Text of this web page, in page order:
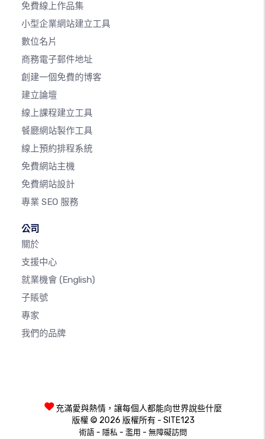
免費線上作品集
小型企業網站建立工具
數位名片
商務電子郵件地址
創建一個免費的博客
建立論壇
線上課程建立工具
餐廳網站製作工具
線上預約排程系統
免費網站主機
免費網站設計
專業 SEO 服務
公司
關於
支援中心
就業機會 (English)
子賬號
專家
我們的品牌
充滿愛與熱情，讓每個人都能向世界說些什麼
版權 © 2026 版權所有 - SITE123
術語 - 隱私 - 濫用 - 無障礙訪問